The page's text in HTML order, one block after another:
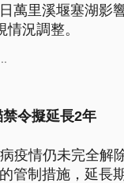
萬里溪堰塞湖影
況調整。
令擬延長2年
疫情仍未完全解
管制措施，延長